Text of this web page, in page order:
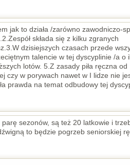
jak to działa /zarówno zawodniczo-
składa się z kilku zgranych
dzisiejszych czasach przede
talencie w tej dyscyplinie /a o
lotów. 5.Z zasady piła ręczna od
czy w porywach nawet w I lidze nie
prawda na temat odbudowy tej
sezonów, są też 20 latkowie i
to będzie pogrzeb seniorskiej